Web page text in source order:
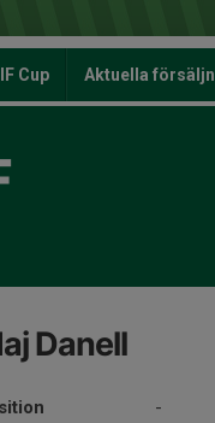
Cup Aktuella
Danell
-